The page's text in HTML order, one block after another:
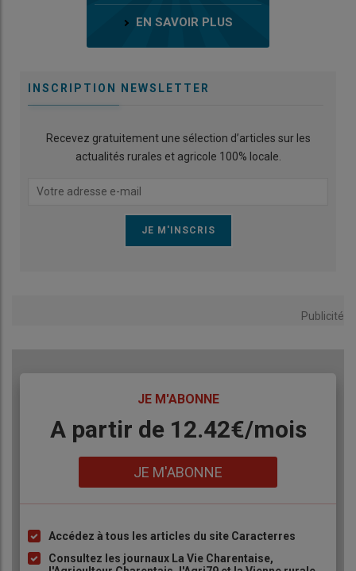
EN SAVOIR PLUS
INSCRIPTION NEWSLETTER
Recevez gratuitement une sélection d’articles sur les
actualités rurales et agricole 100% locale.
Publicité
JE M'ABONNE
Body
A partir de 12.42€/mois
JE M'ABONNE
Liste
à
Accédez à tous les articles du site Caracterres
Consultez les journaux La Vie Charentaise,